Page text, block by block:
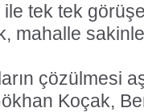
tek tek
çözülmesi
Koçak,